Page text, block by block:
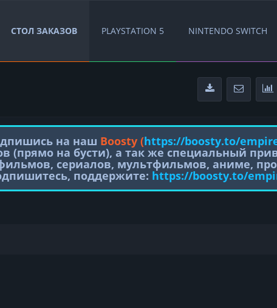
СТОЛ ЗАКАЗОВ PLAYSTATION 5 NINTENDO SWITCH
на наш Boosty (https://boosty.to/
(прямо на бусти), а так же специальный
сериалов, мультфильмов, аниме,
поддержите: https://boosty.to/